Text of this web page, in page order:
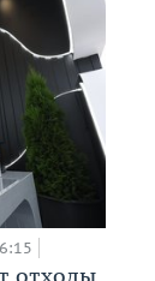
отходы